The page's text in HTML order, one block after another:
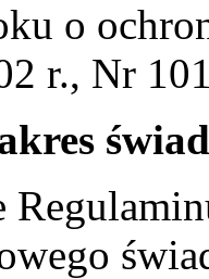
o
r., Nr